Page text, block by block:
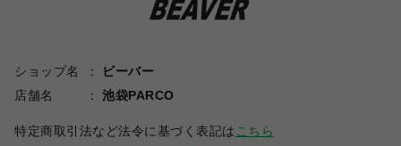
ショップ名
ビーバー
店舗名
池袋PARCO
特定商取引法など法令に基づく表記は こちら